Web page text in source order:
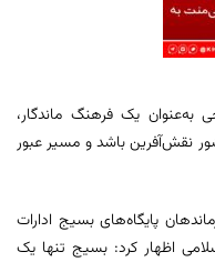
به‌عنوان یک فرهنگ ماندگار،
نقش‌آفرین باشد و مسیر عبور
پایگاه‌های بسیج ادارات
اظهار کرد: بسیج تنها یک